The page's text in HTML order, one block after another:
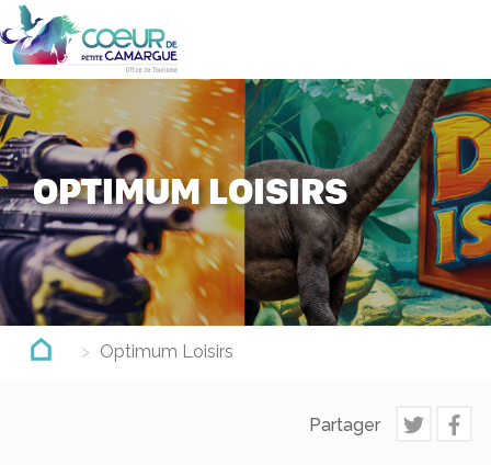
Aller
au
contenu
principal
OPTIMUM LOISIRS
Optimum Loisirs
Partager